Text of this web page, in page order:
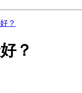
？
？